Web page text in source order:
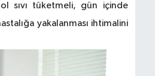
sıvı tüketmeli, gün içinde
yakalanması ihtimalini